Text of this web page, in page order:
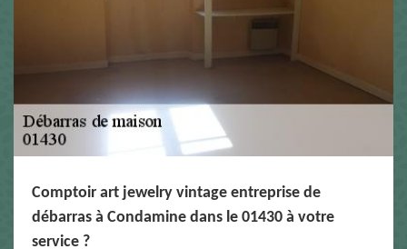
Comptoir art jewelry vintage entreprise de
débarras à Condamine dans le 01430 à votre
service ?